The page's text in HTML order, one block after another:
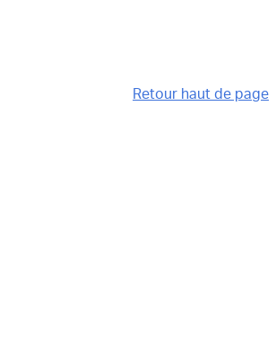
Retour haut de page